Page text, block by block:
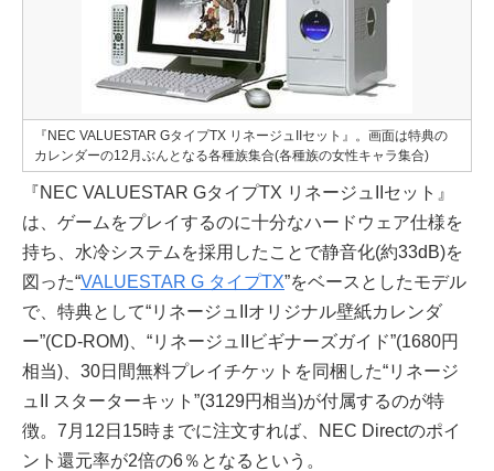
『NEC VALUESTAR GタイプTX リネージュIIセット』。画面は特典の
カレンダーの12月ぶんとなる各種族集合(各種族の女性キャラ集合)
『NEC VALUESTAR GタイプTX リネージュIIセット』
は、ゲームをプレイするのに十分なハードウェア仕様を
持ち、水冷システムを採用したことで静音化(約33dB)を
図った“VALUESTAR G タイプTX”をベースとしたモデル
で、特典として“リネージュIIオリジナル壁紙カレンダ
ー”(CD-ROM)、“リネージュIIビギナーズガイド”(1680円
相当)、30日間無料プレイチケットを同梱した“リネージ
ュII スターターキット”(3129円相当)が付属するのが特
徴。7月12日15時までに注文すれば、NEC Directのポイ
ント還元率が2倍の6％となるという。